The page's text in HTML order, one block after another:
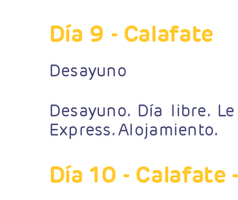
Día 9 - Calafate
Desayuno
Desayuno. Día libre.
Express. Alojamiento.
Día 10 - Calafate